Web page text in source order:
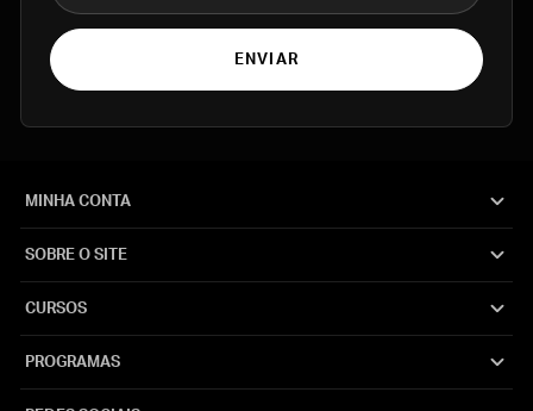
ENVIAR
MINHA CONTA
SOBRE O SITE
CURSOS
PROGRAMAS